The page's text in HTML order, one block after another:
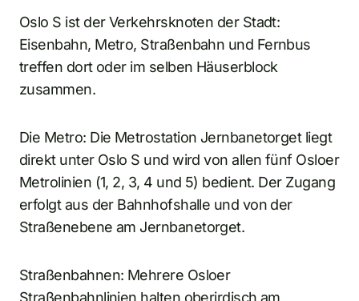
Oslo S ist der Verkehrsknoten der Stadt:
Eisenbahn, Metro, Straßenbahn und Fernbus
treffen dort oder im selben Häuserblock
zusammen.
Die Metro: Die Metrostation Jernbanetorget liegt
direkt unter Oslo S und wird von allen fünf Osloer
Metrolinien (1, 2, 3, 4 und 5) bedient. Der Zugang
erfolgt aus der Bahnhofshalle und von der
Straßenebene am Jernbanetorget.
Straßenbahnen: Mehrere Osloer
Straßenbahnlinien halten oberirdisch am